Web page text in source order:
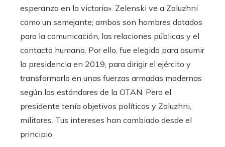
esperanza en la victoria». Zelenski ve a Zaluzhni
como un semejante; ambos son hombres dotados
para la comunicación, las relaciones públicas y el
contacto humano. Por ello, fue elegido para asumir
la presidencia en 2019, para dirigir el ejército y
transformarlo en unas fuerzas armadas modernas
según los estándares de la OTAN. Pero el
presidente tenía objetivos políticos y Zaluzhni,
militares. Tus intereses han cambiado desde el
principio.